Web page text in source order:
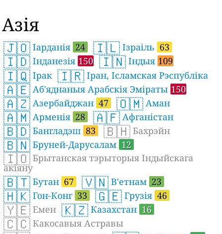
Азія
🇯🇴 Іарданія 24 🇮🇱 Ізраіль 63
🇮🇩 Інданезія 150 🇮🇳 Індыя 109
🇮🇶 Ірак 🇮🇷 Іран, Ісламская Рэспубліка
🇦🇪 Аб'яднаныя Арабскія Эміраты 150
🇦🇿 Азербайджан 47 🇴🇲 Аман
🇦🇲 Арменія 28 🇦🇫 Афганістан
🇧🇩 Бангладэш 83 🇧🇭 Бахрэйн
🇧🇳 Бруней-Дарусалам 12
🇮🇴 Брытанская тэрыторыя Індыйскага
акіяну
🇧🇹 Бутан 67 🇻🇳 В'етнам 23
🇭🇰 Гон-Конг 33 🇬🇪 Грузія 46
🇾🇪 Емен 🇰🇿 Казахстан 16
🇨🇨 Какосавыя Астравы